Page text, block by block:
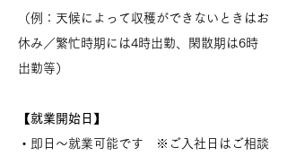
（例：天候によって収穫ができないときはお
休み／繁忙時期には4時出勤、閑散期は6時
出勤等）
【就業開始日】
・ 即日～就業可能です ※ご入社日はご相談